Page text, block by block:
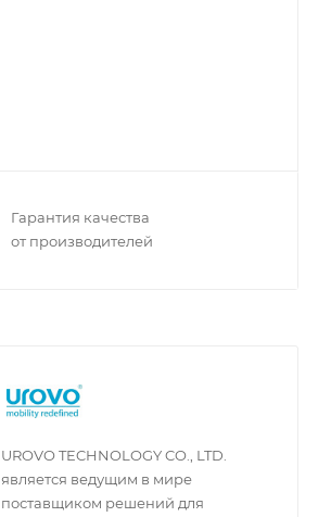
Гарантия качества
от производителей
UROVO TECHNOLOGY CO., LTD.
является ведущим в мире
поставщиком решений для